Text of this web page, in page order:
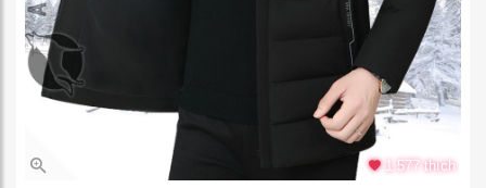
1.577 thích